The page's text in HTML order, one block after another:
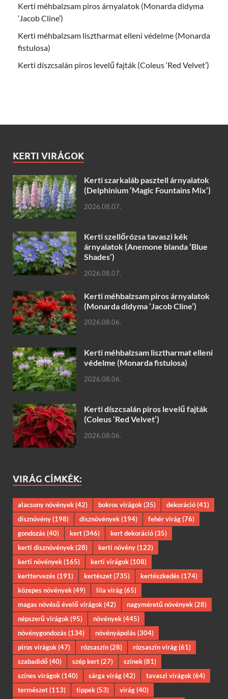
Kerti méhbalzsam piros árnyalatok (Monarda didyma
‘Jacob Cline’)
Kerti méhbalzsam lisztharmat elleni védelme (Monarda
fistulosa)
Kerti díszcsalán piros levelű fajták (Coleus ‘Red Velvet’)
KERTI VIRÁGOK
Kerti szarkaláb pasztell árnyalatok
(Delphinium ‘Magic Fountains Mix’)
2026.08.07.
Kerti szellőrózsa tavaszi kék
árnyalatok (Anemone blanda ‘Blue
Shades’)
2026.08.07.
Kerti méhbalzsam piros árnyalatok
(Monarda didyma ‘Jacob Cline’)
2026.08.06.
Kerti méhbalzsam lisztharmat elleni
védelme (Monarda fistulosa)
2026.08.06.
Kerti díszcsalán piros levelű fajták
(Coleus ‘Red Velvet’)
2026.08.06.
VIRÁG CÍMKÉK:
alacsony növények(42) bokros virágok(35) dekoráció(41)
dísznövény(198) dísznövények(194) fehér virág(76)
gondozás(40) kert(346) kert dekoráció(35)
kerti dísznövények(28) kerti növény(122)
kerti növények(165) kerti virágok(108)
kerttervezés(191) kertészet(735) kertészkedés(174)
közepes növények(49) lila virág(65)
magas növésű évelő virágok(42) nagyméretű növények(28)
népszerű virágok(95) növények(445)
növénygondozás(134) növényápolás(304)
piros virágok(47) rózsaszín(28) rózsaszín virág(61)
szabadidő(40) szép kert(27) színek(81)
színes virágok(140) sárga virág(42) tavaszi virágok(64)
természet(113) tippek(53) virág(40)